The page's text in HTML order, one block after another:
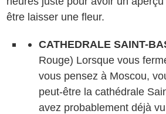
être laisser une fleur.
CATHEDRALE SAINT-
Rouge) Lorsque vous
vous pensez à Moscou,
peut-être la cathédrale
avez probablement déjà